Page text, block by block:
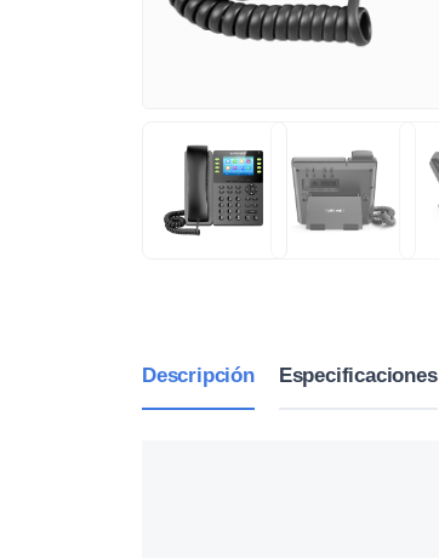
Descripción Especificaciones